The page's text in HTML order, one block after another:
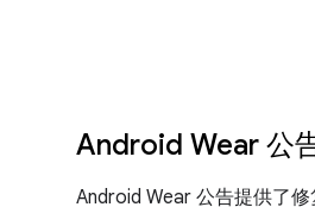
Android Wear 公
Android Wear 公告提供了